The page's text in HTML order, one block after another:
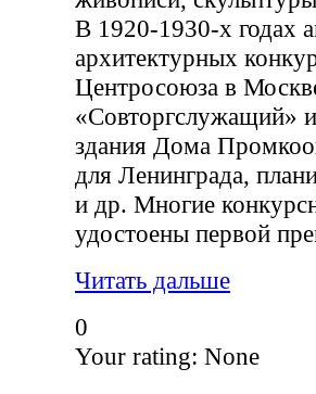
В 1920-1930-х годах
архитектурных
Центросоюза в
«Совторгслужащий»
здания Дома
для Ленинграда,
и др. Многие
удостоены первой
Читать дальше
0
Your rating: None